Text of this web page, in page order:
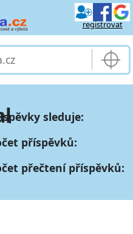
registrovat
sleduje:
příspěvků:
přečtení příspěvků: